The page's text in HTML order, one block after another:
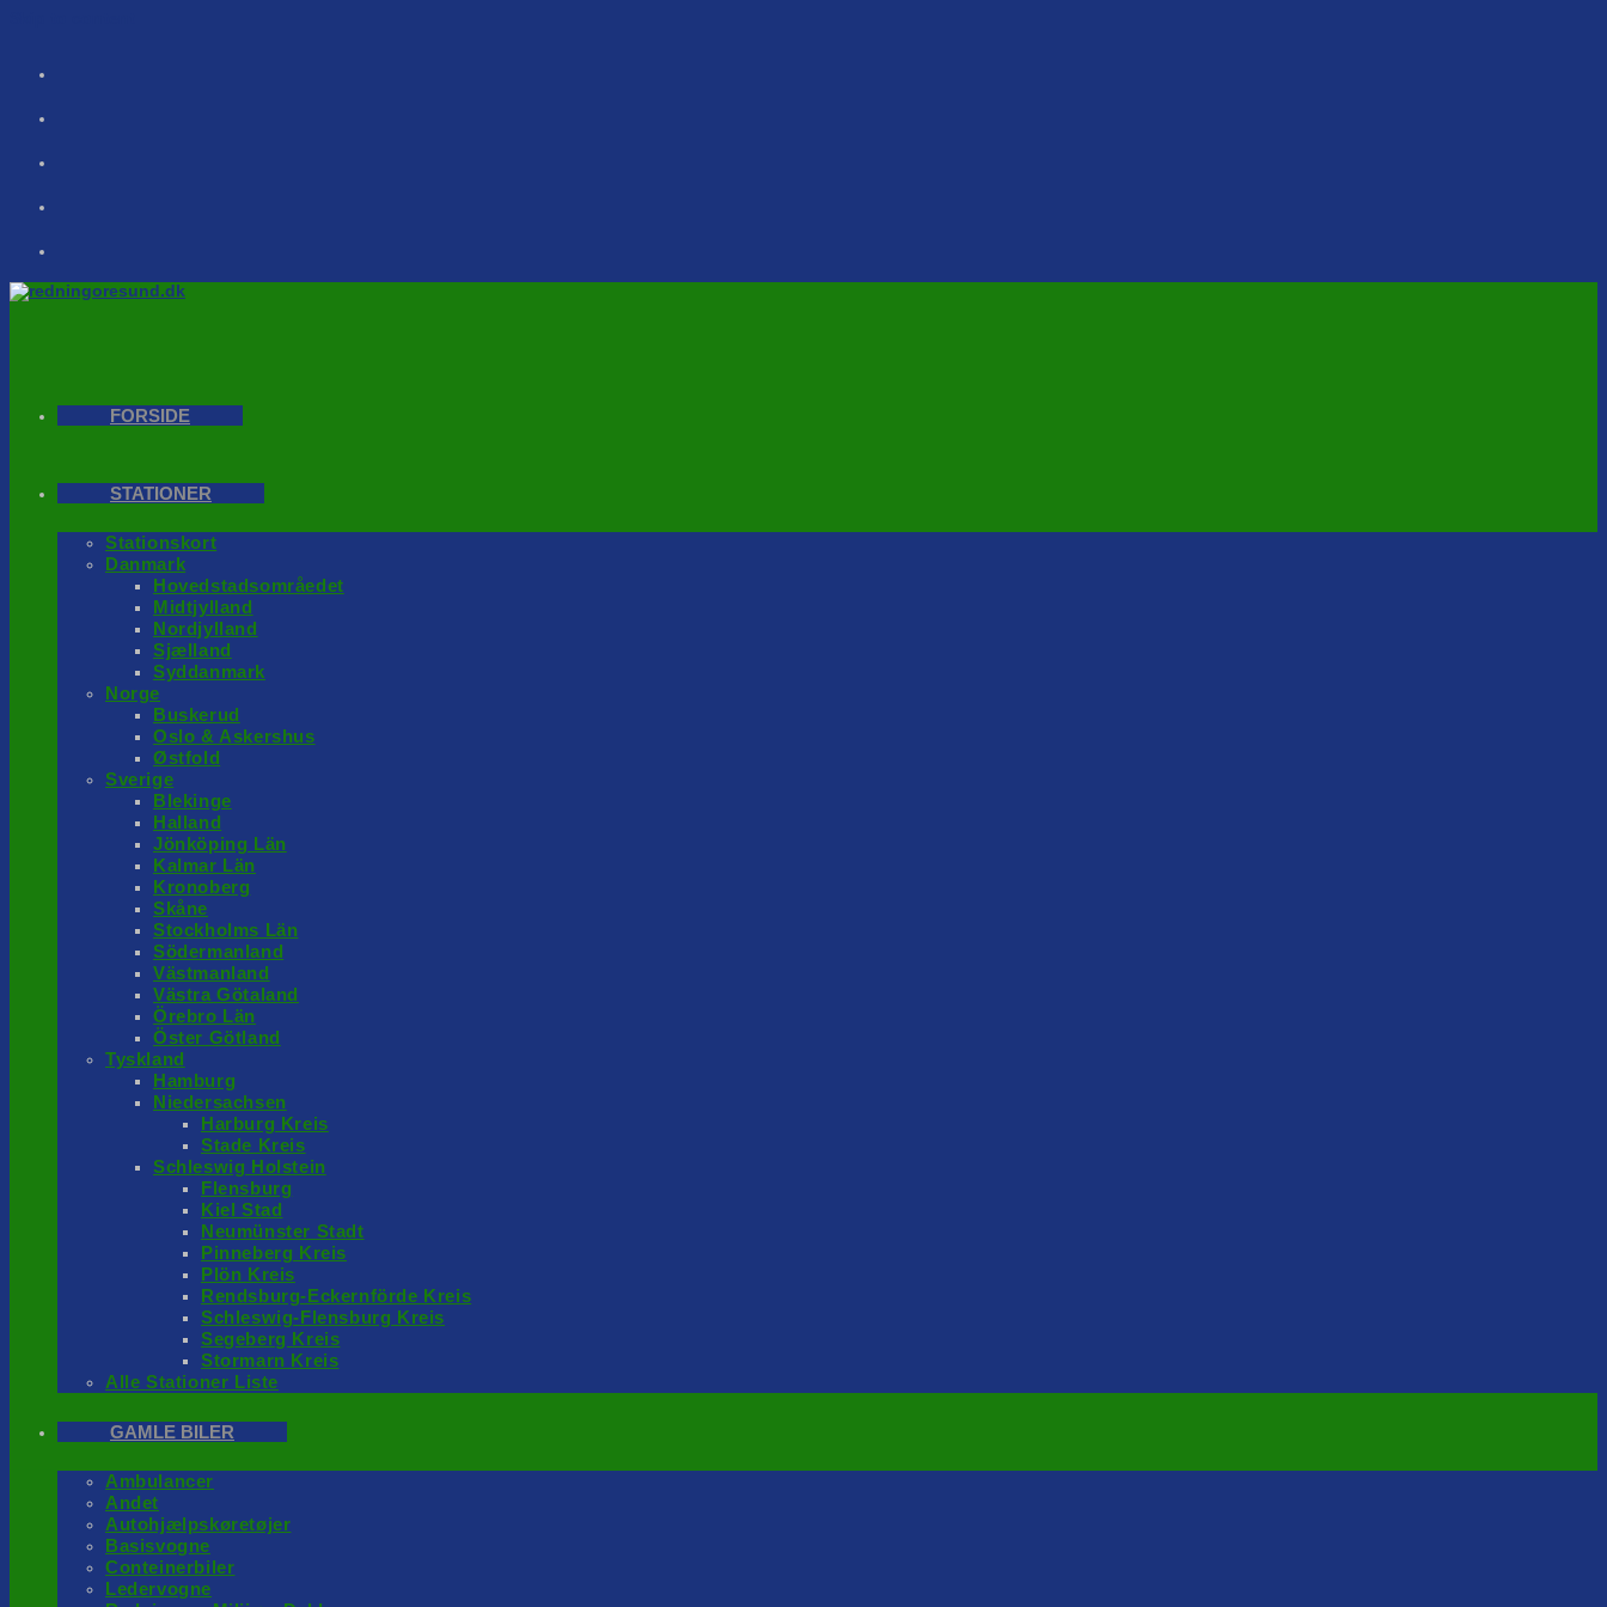
FORSIDE
STATIONER
Stationskort
Danmark
Hovedstadsområedet
Midtjylland
Nordjylland
Sjælland
Syddanmark
Norge
Buskerud
Oslo & Askershus
Østfold
Sverige
Blekinge
Halland
Jönköping Län
Kalmar Län
Kronoberg
Skåne
Stockholms Län
Södermanland
Västmanland
Västra Götaland
Örebro Län
Öster Götland
Tyskland
Hamburg
Niedersachsen
Harburg Kreis
Stade Kreis
Schleswig Holstein
Flensburg
Kiel Stad
Neumünster Stadt
Pinneberg Kreis
Plön Kreis
Rendsburg-Eckernförde Kreis
Schleswig-Flensburg Kreis
Segeberg Kreis
Stormarn Kreis
Alle Stationer Liste
GAMLE BILER
Ambulancer
Andet
Autohjælpskøretøjer
Basisvogne
Conteinerbiler
Ledervogne